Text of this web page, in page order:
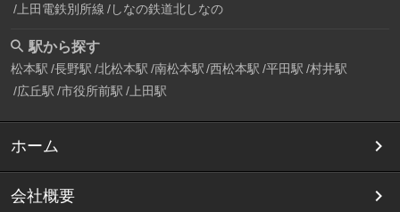
上田電鉄別所線 しなの鉄道北しなの
駅から探す
松本駅 長野駅 北松本駅 南松本駅 西松本駅 平田駅 村井駅
広丘駅 市役所前駅 上田駅
ホーム
会社概要